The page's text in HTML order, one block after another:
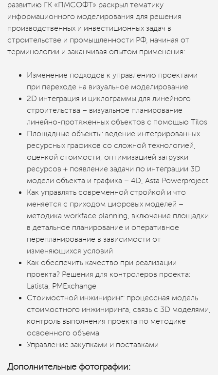
развитию ГК «ПМСОФТ» раскрыл тематику
информационного моделирования для решения
производственных и инвестиционных задач в
строительстве и промышленности РФ, начиная от
терминологии и заканчивая опытом применения:
Изменение подходов к управлению проектами
при переходе на визуальное моделирование
2D интеграция и циклограммы для линейного
строительства – визуальное планирование
линейно-протяженных объектов с помощью Tilos
Площадные объекты: ведение интегрированных
ресурсных графиков со сложной технологией,
оценкой стоимости, оптимизацией загрузки
ресурсов + появление задачи по интеграции 3D
модели объекта и графика – 4D, Asta Powerproject
Как управлять современной стройкой и что
меняется с приходом цифровых моделей –
методика workface planning, включение площадки
в детальное планирование и оперативное
перепланирование в зависимости от
изменяющихся условий
Как обеспечить качество при реализации
проекта? Решения для контролеров проекта:
Latista, PMExchange
Стоимостной инжиниринг: процессная модель
стоимостного инжиниринга, связь с 3D моделями,
контроль выполнения проекта по методике
освоенного объема
Управление закупками и поставками
Дополнительные фотографии: